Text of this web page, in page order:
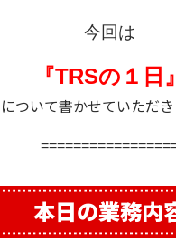
今回は
『TRSの１日』
について書かせていただき
本日の業務内